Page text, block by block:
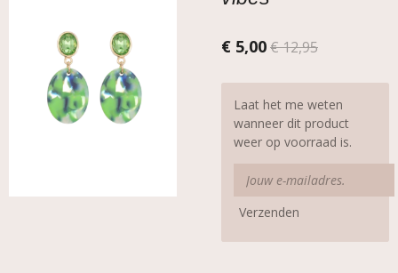
€ 5,00€ 12,95
Laat het me weten
wanneer dit product
weer op voorraad is.
Verzenden